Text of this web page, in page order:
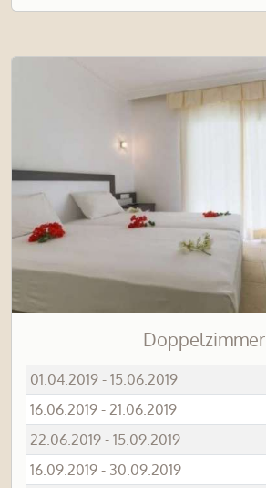
Doppelzimmer
01.04.2019 - 15.06.2019
16.06.2019 - 21.06.2019
22.06.2019 - 15.09.2019
16.09.2019 - 30.09.2019